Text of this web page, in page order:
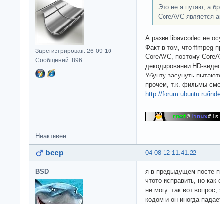
Зарегистрирован: 26-09-10
Сообщений: 896
Это не я путаю, а
CoreAVC является
А разве libavcodec не
Факт в том, что ffmpeg
CoreAVC, поэтому
декодировании HD-
Убунту засунуть
прочем, т.к. фильмы
http://forum.ubuntu.ru/
Неактивен
04-08-12 11:41:22
beep
BSD
я в предыдущем посте
чтото исправить, но
не могу. так вот
кодом и он иногда